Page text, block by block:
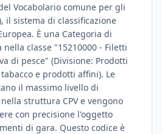
Vocabolario comune per gli
il sistema di classificazione
È una Categoria di
classe "15210000 - Filetti
di pesce" (Divisione: Prodotti
e prodotti affini). Le
il massimo livello di
struttura CPV e vengono
con precisione l'oggetto
di gara. Questo codice è